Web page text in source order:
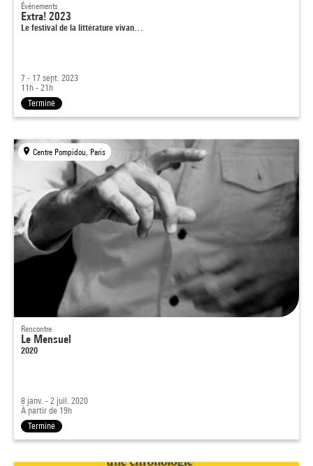
Événements
Extra! 2023
Le festival de la littérature vivan…
7 - 17 sept. 2023
11h - 21h
Terminé
Centre Pompidou, Paris
Rencontre
Le Mensuel
2020
8 janv. - 2 juil. 2020
À partir de 19h
Terminé